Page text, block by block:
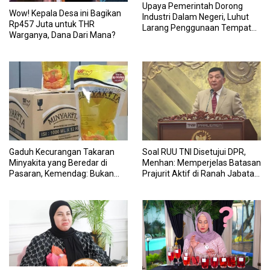
Wow! Kepala Desa ini Bagikan
Rp457 Juta untuk THR
Warganya, Dana Dari Mana?
Upaya Pemerintah Dorong
Industri Dalam Negeri, Luhut
Larang Penggunaan Tempat
Gaduh Kecurangan Takaran
Minyakita yang Beredar di
Pasaran, Kemendag: Bukan
Soal RUU TNI Disetujui DPR,
Menhan: Memperjelas Batasan
Prajurit Aktif di Ranah Jabatan